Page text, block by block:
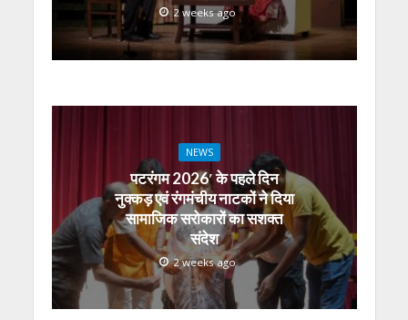
2 weeks ago
NEWS
पटरंगम 2026′ के पहले दिन
नुक्कड़ एवं रंगमंचीय नाटकों ने दिया
सामाजिक सरोकारों का सशक्त
संदेश
2 weeks ago